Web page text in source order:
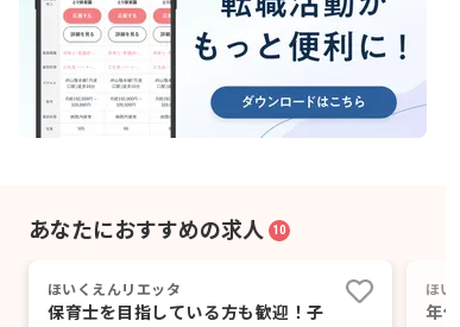
あなたにおすすめの求人 10
ほいくえんリエッタ
保育士を目指している方も歓迎！子
ほい
年